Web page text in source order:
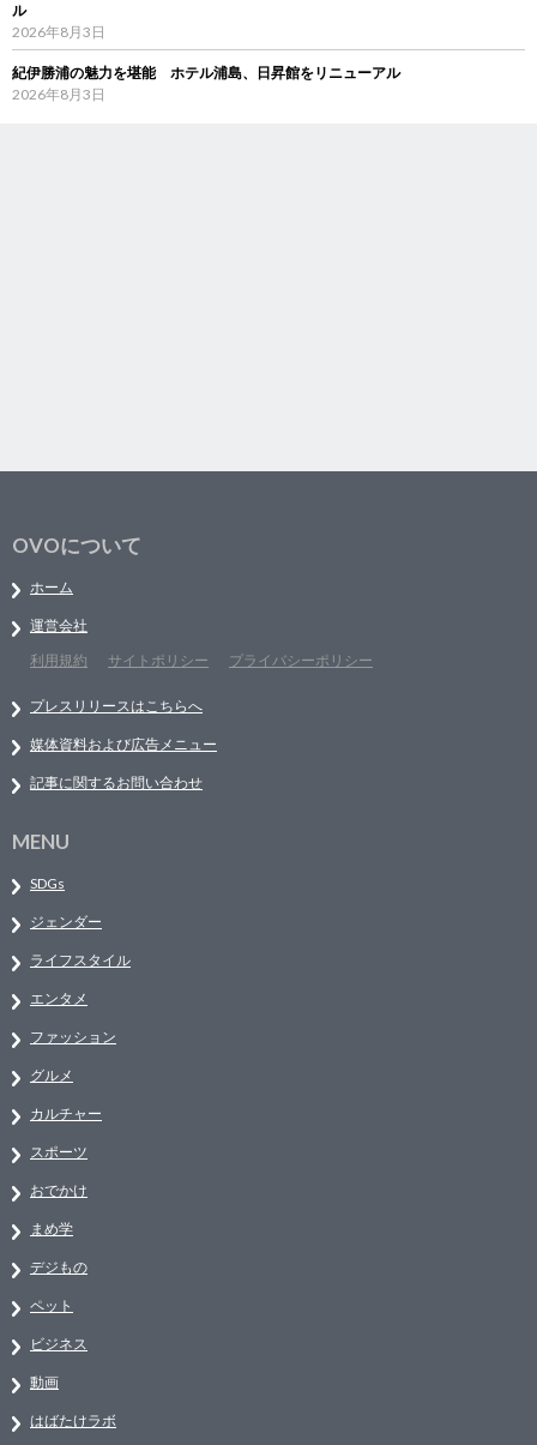
ル
2026年8月3日
紀伊勝浦の魅力を堪能 ホテル浦島、日昇館をリニューアル
2026年8月3日
OVOについて
ホーム
運営会社
利用規約
サイトポリシー プライバシーポリシー
プレスリリースはこちらへ
媒体資料および広告メニュー
記事に関するお問い合わせ
MENU
SDGs
ジェンダー
ライフスタイル
エンタメ
ファッション
グルメ
カルチャー
スポーツ
おでかけ
まめ学
デジもの
ペット
ビジネス
動画
はばたけラボ